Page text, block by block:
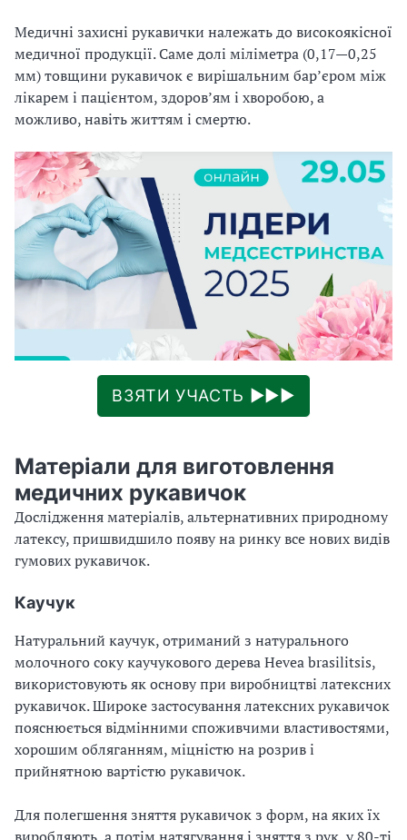
Медичні захисні рукавички належать до високоякісної
медичної продукції. Саме долі міліметра (0,17—0,25
мм) товщини рукавичок є вирішальним барʼєром між
лікарем і пацієнтом, здоровʼям і хворобою, а
можливо, навіть життям і смертю.
ВЗЯТИ УЧАСТЬ ►►►
Матеріали для виготовлення
медичних рукавичок
Дослідження матеріалів, альтернативних природному
латексу, пришвидшило появу на ринку все нових видів
гумових рукавичок.
Каучук
Натуральний каучук, отриманий з натурального
молочного соку каучукового дерева Hevea brasilitsis,
використовують як основу при виробництві латексних
рукавичок. Широке застосування латексних рукавичок
пояснюється відмінними споживчими властивостями,
хорошим обляганням, міцністю на розрив і
прийнятною вартістю рукавичок.
Для полегшення зняття рукавичок з форм, на яких їх
виробляють, а потім натягування і зняття з рук, у 80-ті